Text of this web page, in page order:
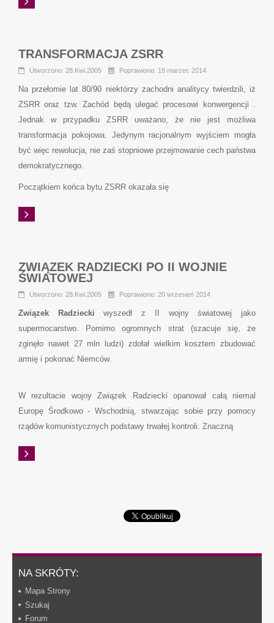
TRANSFORMACJA ZSRR
Utworzono: 28.Kwi.2005 Poprawiono: 18 marzec 2014
Na przełomie lat 80/90 niektórzy zachodni analitycy twierdzili, iż
ZSRR oraz tzw. Zachód będą ulegać procesowi konwergencji .
Jednak w przypadku ZSRR uważano, że nie jest możliwa
transformacja pokojowa. Jedynym racjonalnym wyjściem mogła
być więc rewolucja, nie zaś stopniowe przejmowanie cech państwa
demokratycznego.
Początkiem końca bytu ZSRR okazała się
ZWIĄZEK RADZIECKI PO II WOJNIE
ŚWIATOWEJ
Utworzono: 28.Kwi.2005 Poprawiono: 20 wrzesień 2014
Związek Radziecki wyszedł z II wojny światowej jako
supermocarstwo. Pomimo ogromnych strat (szacuje się, że
zginęło nawet 27 mln ludzi) zdołał wielkim kosztem zbudować
armię i pokonać Niemców.
W rezultacie wojny Związek Radziecki opanował całą niemal
Europę Środkowo - Wschodnią, stwarzając sobie przy pomocy
rządów komunistycznych podstawy trwałej kontroli. Znaczną
NA SKRÓTY:
Mapa Strony
Szukaj
Forum